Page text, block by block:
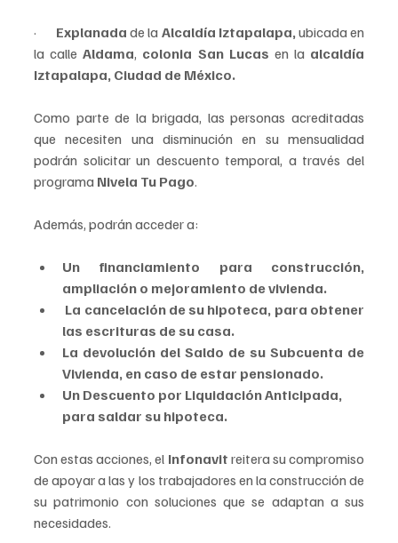
· Explanada de la Alcaldía Iztapalapa, ubicada en
la calle Aldama, colonia San Lucas en la alcaldía
Iztapalapa, Ciudad de México.
Como parte de la brigada, las personas acreditadas
que necesiten una disminución en su mensualidad
podrán solicitar un descuento temporal, a través del
programa Nivela Tu Pago.
Además, podrán acceder a:
Un financiamiento para construcción,
ampliación o mejoramiento de vivienda.
La cancelación de su hipoteca, para obtener
las escrituras de su casa.
La devolución del Saldo de su Subcuenta de
Vivienda, en caso de estar pensionado.
Un Descuento por Liquidación Anticipada,
para saldar su hipoteca.
Con estas acciones, el Infonavit reitera su compromiso
de apoyar a las y los trabajadores en la construcción de
su patrimonio con soluciones que se adaptan a sus
necesidades.